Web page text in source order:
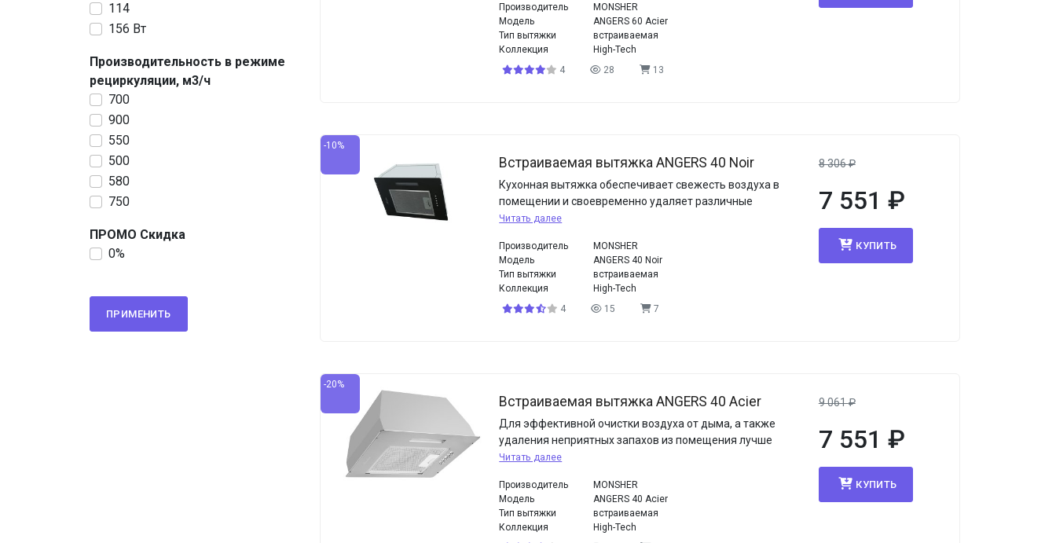
114
156 Вт
Производительность в режиме
рециркуляции, м3/ч
700
900
550
500
580
750
ПРОМО Скидка
0%
ПРИМЕНИТЬ
Производитель
MONSHER
Модель
ANGERS 60 Acier
Тип вытяжки
встраиваемая
Коллекция
High-Tech
4
28 13
-10%
Встраиваемая вытяжка ANGERS 40 Noir
Кухонная вытяжка обеспечивает свежесть воздуха в
помещении и своевременно удаляет различные
Читать далее
Производитель
MONSHER
Модель
ANGERS 40 Noir
Тип вытяжки
встраиваемая
Коллекция
High-Tech
4
15 7
8 306₽
7 551 ₽
КУПИТЬ
-20%
Встраиваемая вытяжка ANGERS 40 Acier
Для эффективной очистки воздуха от дыма, а также
удаления неприятных запахов из помещения лучше
Читать далее
Производитель
MONSHER
Модель
ANGERS 40 Acier
Тип вытяжки
встраиваемая
Коллекция
High-Tech
9 061₽
7 551 ₽
КУПИТЬ